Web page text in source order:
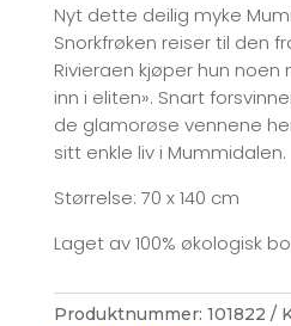
Nyt dette deilig myke
Snorkfrøken reiser til den
Rivieraen kjøper hun
inn i eliten». Snart
de glamorøse vennene
sitt enkle liv i Mummidalen.
Størrelse: 70 x 140 cm
Laget av 100% økologisk
Produktnummer: 101822